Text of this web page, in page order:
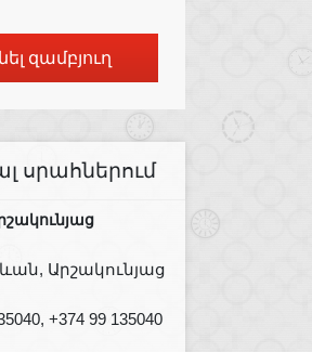
զամբյուղ
սրահներում
Արշակունյաց
+374 99 135040